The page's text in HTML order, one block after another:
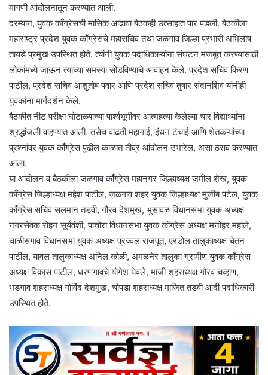
मागणी आंदोलनातून करण्यात आली.
दरम्यान, युवक काँग्रेसची मासिक आढावा बैठकही उत्साहात पार पडली. बैठकीला
महाराष्ट्र प्रदेश युवक काँग्रेसचे महासचिव तथा जळगाव जिल्हा प्रभारी अभिलाष
तायडे प्रमुख उपस्थित होते. त्यांनी युवक पदाधिकाऱ्यांना संघटन मजबूत करण्यासाठी
लोकांमध्ये जाऊन त्यांच्या समस्या सोडविण्याचे आवाहन केले. प्रदेश सचिव किरण
पाटील, प्रदेश सचिव आशुतोष पवार आणि प्रदेश सचिव तुषार संदानशिव यांनीही
युवकांना मार्गदर्शन केले.
बैठकीत नीट परीक्षा घोटाळ्याच्या पार्श्वभूमीवर आत्महत्या केलेल्या चार विद्यार्थ्यांना
श्रद्धांजली वाहण्यात आली. तसेच वाढती महागाई, इंधन टंचाई आणि शेतकऱ्यांच्या
प्रश्नांवर युवक काँग्रेस पुढील काळात तीव्र आंदोलन उभारेल, असा ठराव करण्यात
आला.
या आंदोलन व बैठकीला जळगाव काँग्रेस महानगर जिल्हाध्यक्ष जमील शेख, युवक
काँग्रेस जिल्हाध्यक्ष महेश पाटील, जळगाव शहर युवक जिल्हाध्यक्ष मुजीब पटेल, युवक
काँग्रेस सचिव सलमान तडवी, गौरव देशमुख, भुसावळ विधानसभा युवक अध्यक्ष
नगरसेवक रोहन सूर्यवंशी, पाचोरा विधानसभा युवक काँग्रेस अध्यक्ष मनोहर महाले,
चाळीसगाव विधानसभा युवक अध्यक्ष प्रज्वल राजपूत, एरंडोल तालुकाध्यक्ष चेतन
पाटील, यावल तालुकाध्यक्ष अनिल कोळी, अमळनेर तालुका ग्रामीण युवक काँग्रेस
अध्यक्ष विकास पाटील, धरणगावचे योगेश येवले, माजी शहराध्यक्ष गौरव चव्हाण,
भडगाव शहराध्यक्ष गोविंद देशमुख, चोपडा शहराध्यक्ष माजित तडवी आदी पदाधिकारी
उपस्थित होते.